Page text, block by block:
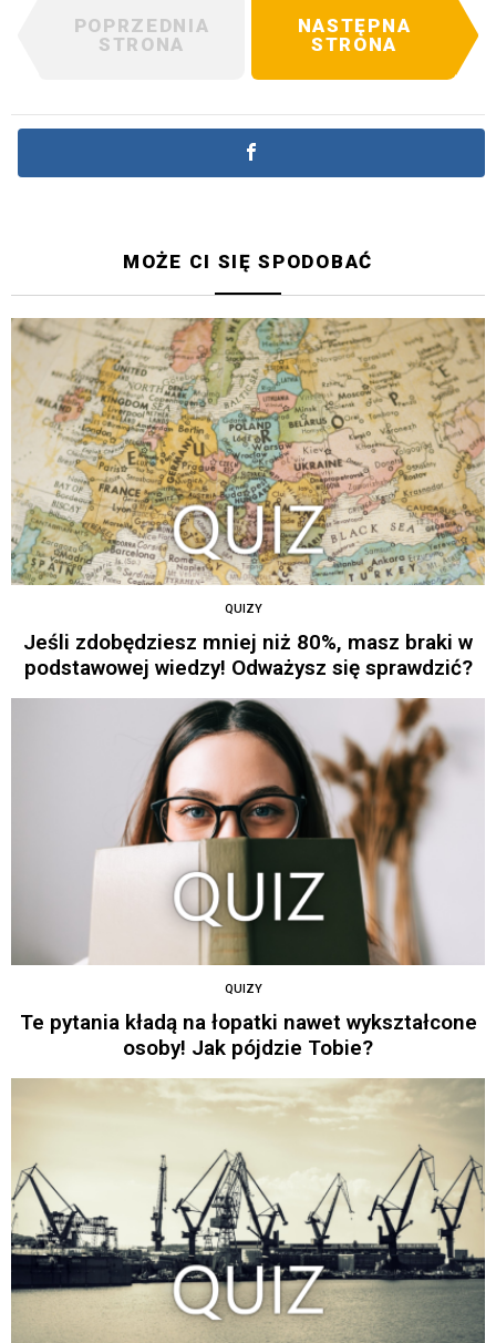
POPRZEDNIA
STRONA
NASTĘPNA
STRONA
MOŻE CI SIĘ SPODOBAĆ
QUIZY
Jeśli zdobędziesz mniej niż 80%, masz braki w
podstawowej wiedzy! Odważysz się sprawdzić?
QUIZY
Te pytania kładą na łopatki nawet wykształcone
osoby! Jak pójdzie Tobie?